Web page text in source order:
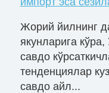
Жорий йилнинг
якунларига
савдо
тенденциялар
савдо айл...